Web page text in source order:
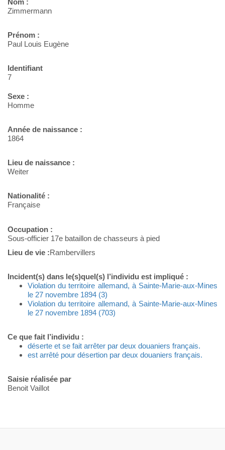
Nom :
Zimmermann
Prénom :
Paul Louis Eugène
Identifiant
7
Sexe :
Homme
Année de naissance :
1864
Lieu de naissance :
Weiter
Nationalité :
Française
Occupation :
Sous-officier 17e bataillon de chasseurs à pied
Lieu de vie :Rambervillers
Incident(s) dans le(s)quel(s) l’individu est impliqué :
Violation du territoire allemand, à Sainte-Marie-aux-Mines
le 27 novembre 1894 (3)
Violation du territoire allemand, à Sainte-Marie-aux-Mines
le 27 novembre 1894 (703)
Ce que fait l’individu :
déserte et se fait arrêter par deux douaniers français.
est arrêté pour désertion par deux douaniers français.
Saisie réalisée par
Benoit Vaillot